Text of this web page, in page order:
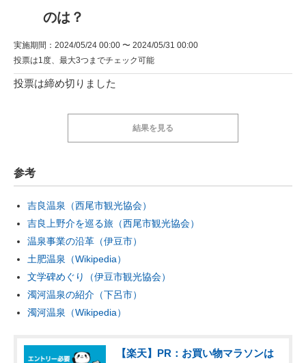
のは？
実施期間：2024/05/24 00:00 〜 2024/05/31 00:00
投票は1度、最大3つまでチェック可能
投票は締め切りました
結果を見る
参考
吉良温泉（西尾市観光協会）
吉良上野介を巡る旅（西尾市観光協会）
温泉事業の沿革（伊豆市）
土肥温泉（Wikipedia）
文学碑めぐり（伊豆市観光協会）
濁河温泉の紹介（下呂市）
濁河温泉（Wikipedia）
【楽天】PR：お買い物マラソンは